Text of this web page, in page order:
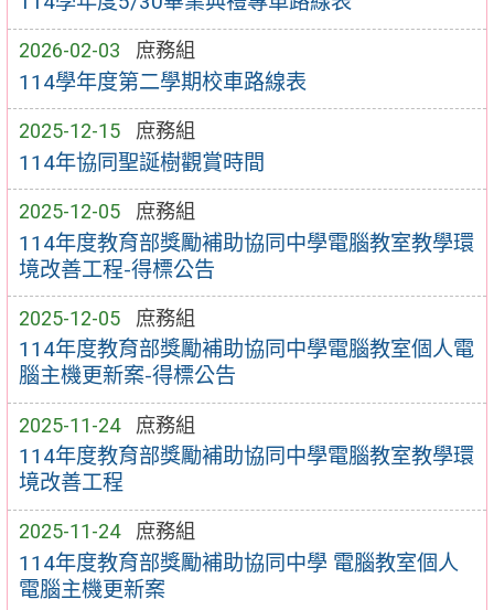
2026-02-03 庶務組
114學年度第二學期校車路線表
2025-12-15 庶務組
114年協同聖誕樹觀賞時間
2025-12-05 庶務組
114年度教育部獎勵補助協同中學電腦教室教學環
境改善工程-得標公告
2025-12-05 庶務組
114年度教育部獎勵補助協同中學電腦教室個人電
腦主機更新案-得標公告
2025-11-24 庶務組
114年度教育部獎勵補助協同中學電腦教室教學環
境改善工程
2025-11-24 庶務組
114年度教育部獎勵補助協同中學 電腦教室個人
電腦主機更新案